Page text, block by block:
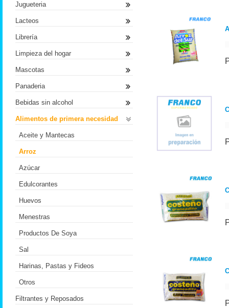
Jugueteria
Lacteos
Librería
Limpieza del hogar
Mascotas
Panaderia
Bebidas sin alcohol
Alimentos de primera necesidad
Aceite y Mantecas
Arroz
Azúcar
Edulcorantes
Huevos
Menestras
Productos De Soya
Sal
Harinas, Pastas y Fideos
Otros
Filtrantes y Reposados